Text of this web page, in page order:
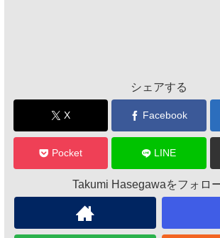
シェアする
X Facebook
Pocket LINE
Takumi Hasegawaをフォロ